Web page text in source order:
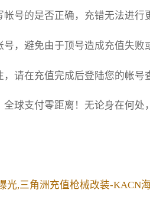
帐号的是否正确，充错无法进行
号，避免由于顶号造成充值失败
，请在充值完成后登陆您的帐
球支付零距离！无论身在何
光,三角洲充值枪械改装-KACN